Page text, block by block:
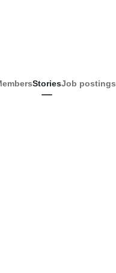
StoriesJob postings